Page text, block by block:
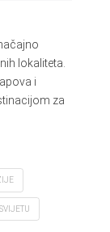
lokaliteta.
i
za